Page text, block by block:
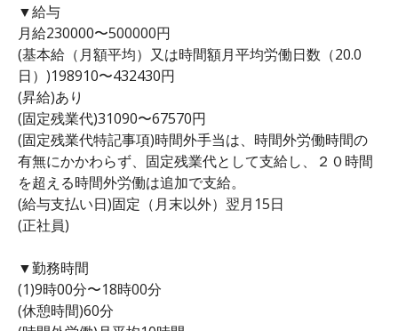
▼給与
月給230000〜500000円
(基本給（月額平均）又は時間額月平均労働日数（20.0
日）)198910〜432430円
(昇給)あり
(固定残業代)31090〜67570円
(固定残業代特記事項)時間外手当は、時間外労働時間の
有無にかかわらず、固定残業代として支給し、２０時間
を超える時間外労働は追加で支給。
(給与支払い日)固定（月末以外）翌月15日
(正社員)
▼勤務時間
(1)9時00分〜18時00分
(休憩時間)60分